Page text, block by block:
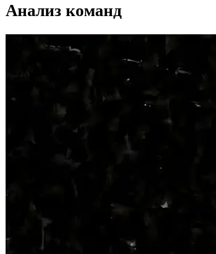
Анализ команд